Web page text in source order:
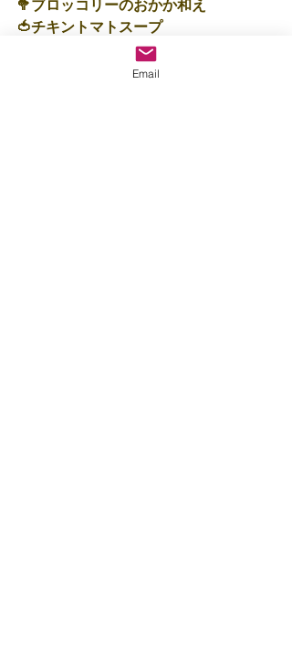
🥦ブロッコリーのおかか和え
🍅チキントマトスープ
☆３７６キロカロリー
Email